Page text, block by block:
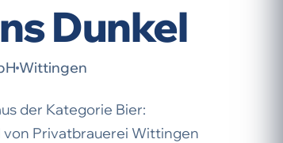
Dunkel
Wittingen
der Kategorie Bier:
Privatbrauerei Wittingen